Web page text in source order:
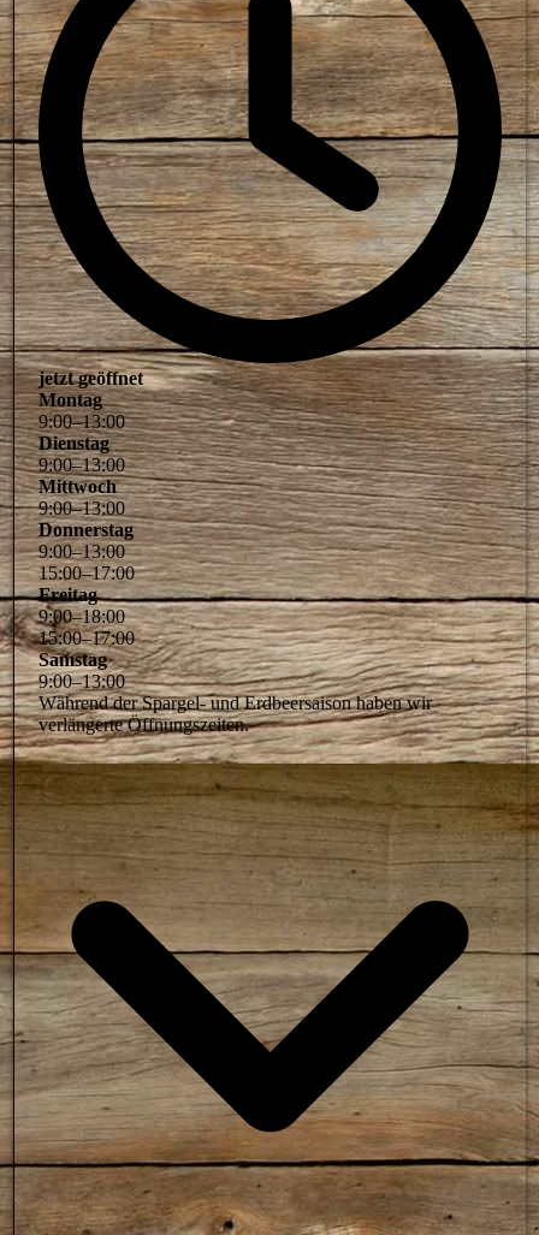
jetzt geöffnet
Montag
9:00–13:00
Dienstag
9:00–13:00
Mittwoch
9:00–13:00
Donnerstag
9:00–13:00
15:00–17:00
Freitag
9:00–18:00
15:00–17:00
Samstag
9:00–13:00
Während der Spargel- und Erdbeersaison haben wir
verlängerte Öffnungszeiten.